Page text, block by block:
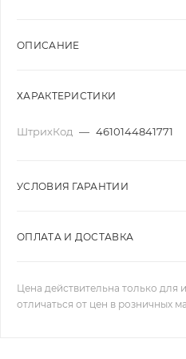
ОПИСАНИЕ
ХАРАКТЕРИСТИКИ
ШтрихКод — 4610144841771
УСЛОВИЯ ГАРАНТИИ
ОПЛАТА И ДОСТАВКА
Цена действительна только для
отличаться от цен в розничных